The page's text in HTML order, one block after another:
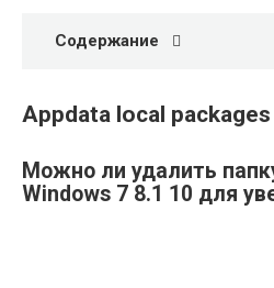
Содержание
Appdata local packages
Можно ли удалить
Windows 7 8.1 10 для